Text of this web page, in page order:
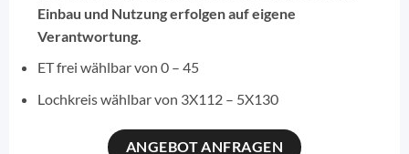
Einbau und Nutzung erfolgen auf eigene
Verantwortung.
ET frei wählbar von 0 – 45
Lochkreis wählbar von 3X112 – 5X130
ANGEBOT ANFRAGEN